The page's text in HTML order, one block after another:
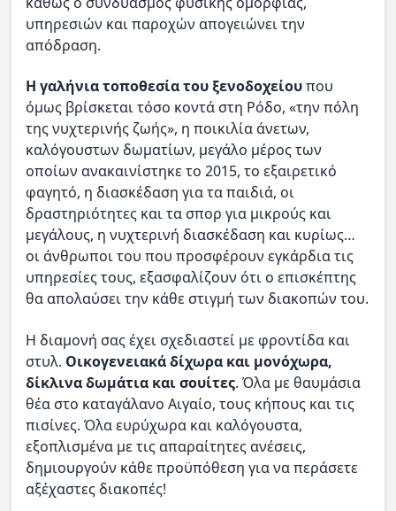
υπηρεσιών και παροχών απογειώνει την
απόδραση.
Η γαλήνια τοποθεσία του ξενοδοχείουπου
όμως βρίσκεται τόσο κοντά στη Ρόδο, «την πόλη
της νυχτερινής ζωής», η ποικιλία άνετων,
καλόγουστων δωματίων, μεγάλο μέρος των
οποίων ανακαινίστηκε το 2015, το εξαιρετικό
φαγητό, η διασκέδαση για τα παιδιά, οι
δραστηριότητες και τα σπορ για μικρούς και
μεγάλους, η νυχτερινή διασκέδαση και κυρίως…
οι άνθρωποι του που προσφέρουν εγκάρδια τις
υπηρεσίες τους, εξασφαλίζουν ότι ο επισκέπτης
θα απολαύσει την κάθε στιγμή των διακοπών του.
Η διαμονή σας έχει σχεδιαστεί με φροντίδα και
στυλ. Οικογενειακά δίχωρα και μονόχωρα,
δίκλινα δωμάτια και σουίτες. Όλα με θαυμάσια
θέα στο καταγάλανο Αιγαίο, τους κήπους και τις
πισίνες. Όλα ευρύχωρα και καλόγουστα,
εξοπλισμένα με τις απαραίτητες ανέσεις,
δημιουργούν κάθε προϋπόθεση για να περάσετε
αξέχαστες διακοπές!